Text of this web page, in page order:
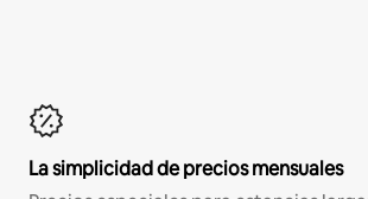
La simplicidad de precios mensuales